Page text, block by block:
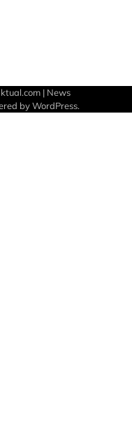
| News
byWordPress.